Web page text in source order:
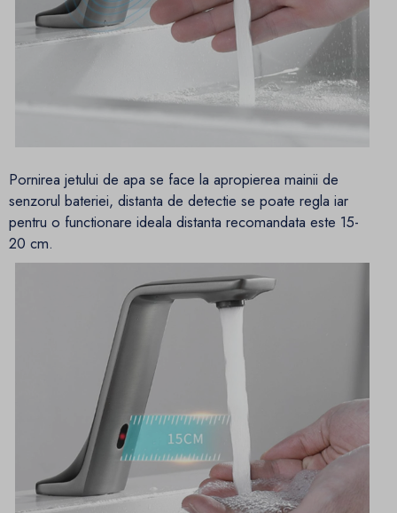
Pornirea jetului de apa se face la apropierea mainii de
senzorul bateriei, distanta de detectie se poate regla iar
pentru o functionare ideala distanta recomandata este 15-
20 cm.